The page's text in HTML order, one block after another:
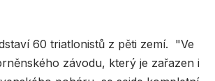
60 triatlonistů z pěti zemí. "Ve
závodu, který je zařazen i